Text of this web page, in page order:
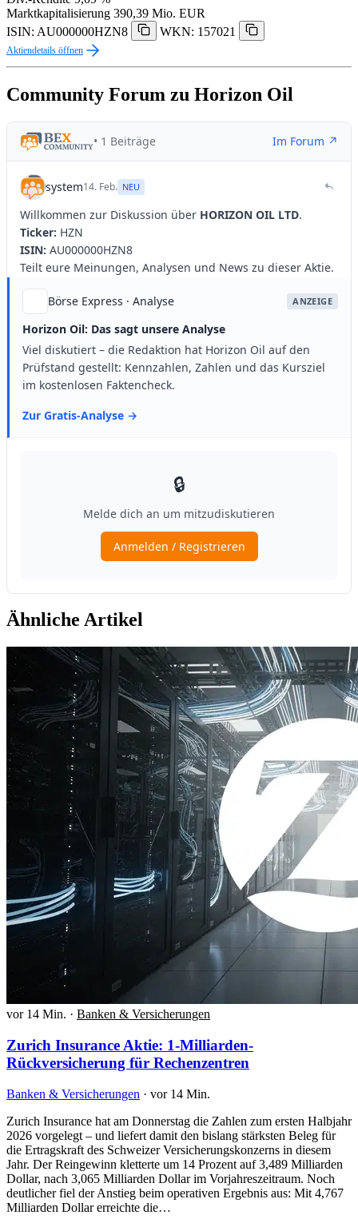
Marktkapitalisierung 390,39 Mio. EUR
ISIN: AU000000HZN8
WKN: 157021
Aktiendetails öffnen
Community Forum zu Horizon Oil
Ähnliche Artikel
vor 14 Min. · Banken & Versicherungen
Zurich Insurance Aktie: 1-Milliarden-
Rückversicherung für Rechenzentren
Banken & Versicherungen · vor 14 Min.
Zurich Insurance hat am Donnerstag die Zahlen zum ersten Halbjahr
2026 vorgelegt – und liefert damit den bislang stärksten Beleg für
die Ertragskraft des Schweizer Versicherungskonzerns in diesem
Jahr. Der Reingewinn kletterte um 14 Prozent auf 3,489 Milliarden
Dollar, nach 3,065 Milliarden Dollar im Vorjahreszeitraum. Noch
deutlicher fiel der Anstieg beim operativen Ergebnis aus: Mit 4,767
Milliarden Dollar erreichte die…